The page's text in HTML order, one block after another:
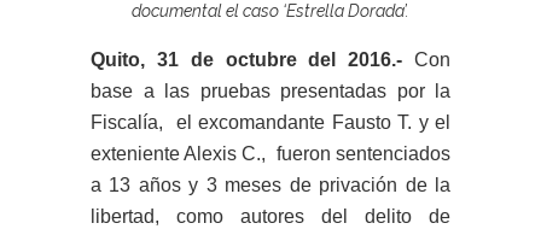
documental el caso ‘Estrella Dorada’.
Quito, 31 de octubre del 2016.- Con
base a las pruebas presentadas por la
Fiscalía, el excomandante Fausto T. y el
exteniente Alexis C., fueron sentenciados
a 13 años y 3 meses de privación de la
libertad, como autores del delito de